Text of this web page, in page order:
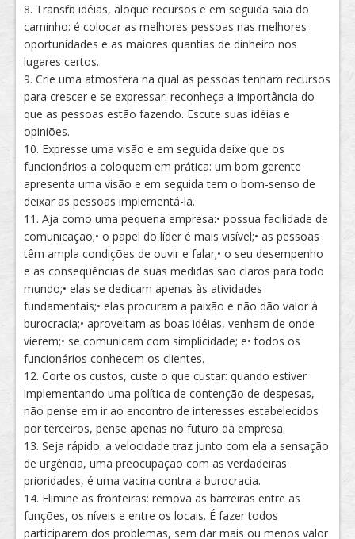
8. Transfira idéias, aloque recursos e em seguida saia do
caminho: é colocar as melhores pessoas nas melhores
oportunidades e as maiores quantias de dinheiro nos
lugares certos.
9. Crie uma atmosfera na qual as pessoas tenham recursos
para crescer e se expressar: reconheça a importância do
que as pessoas estão fazendo. Escute suas idéias e
opiniões.
10. Expresse uma visão e em seguida deixe que os
funcionários a coloquem em prática: um bom gerente
apresenta uma visão e em seguida tem o bom-senso de
deixar as pessoas implementá-la.
11. Aja como uma pequena empresa:• possua facilidade de
comunicação;• o papel do líder é mais visível;• as pessoas
têm ampla condições de ouvir e falar;• o seu desempenho
e as conseqüências de suas medidas são claros para todo
mundo;• elas se dedicam apenas às atividades
fundamentais;• elas procuram a paixão e não dão valor à
burocracia;• aproveitam as boas idéias, venham de onde
vierem;• se comunicam com simplicidade; e• todos os
funcionários conhecem os clientes.
12. Corte os custos, custe o que custar: quando estiver
implementando uma política de contenção de despesas,
não pense em ir ao encontro de interesses estabelecidos
por terceiros, pense apenas no futuro da empresa.
13. Seja rápido: a velocidade traz junto com ela a sensação
de urgência, uma preocupação com as verdadeiras
prioridades, é uma vacina contra a burocracia.
14. Elimine as fronteiras: remova as barreiras entre as
funções, os níveis e entre os locais. É fazer todos
participarem dos problemas, sem dar mais ou menos valor